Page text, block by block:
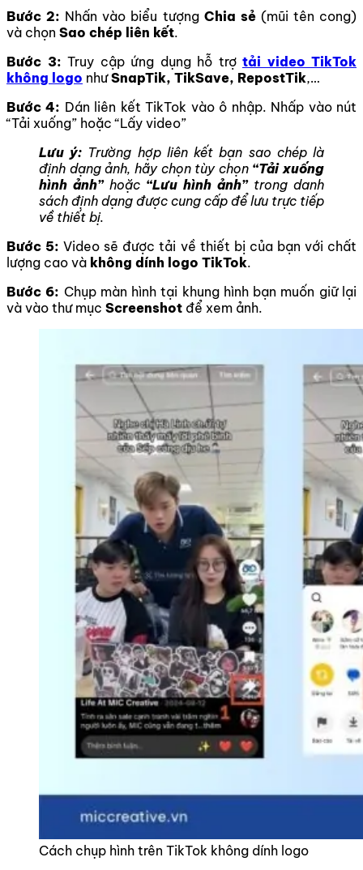
Bước 2: Nhấn vào biểu tượng Chia sẻ(mũi tên cong)
và chọn Sao chép liên kết.
Bước 3: Truy cập ứng dụng hỗ trợ tải video TikTok
không logo nhưSnapTik, TikSave, RepostTik,…
Bước 4: Dán liên kết TikTok vào ô nhập. Nhấp vào nút
“Tải xuống” hoặc “Lấy video”
Lưu ý: Trường hợp liên kết bạn sao chép là
định dạng ảnh, hãy chọn tùy chọn “Tải xuống
hình ảnh”hoặc “Lưu hình ảnh”trong danh
sách định dạng được cung cấp để lưu trực tiếp
về thiết bị.
Bước 5: Video sẽ được tải về thiết bị của bạn với chất
lượng cao và không dính logo TikTok.
Bước 6: Chụp màn hình tại khung hình bạn muốn giữ lại
và vào thư mục Screenshot để xem ảnh.
Cách chụp hình trên TikTok không dính logo